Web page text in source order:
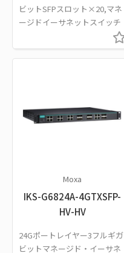
ビットSFPスロット×20,マネ
ージドイーサネットスイッチ
Moxa
IKS-G6824A-4GTXSFP-
HV-HV
24Gポートレイヤー3フルギガ
ビットマネージド・イーサネ